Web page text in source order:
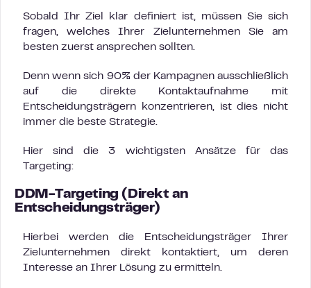
Sobald Ihr Ziel klar definiert ist, müssen Sie sich
fragen, welches Ihrer Zielunternehmen Sie am
besten zuerst ansprechen sollten.
Denn wenn sich 90% der Kampagnen ausschließlich
auf die direkte Kontaktaufnahme mit
Entscheidungsträgern konzentrieren, ist dies nicht
immer die beste Strategie.
Hier sind die 3 wichtigsten Ansätze für das
Targeting:
DDM-Targeting (Direkt an
Entscheidungsträger)
Hierbei werden die Entscheidungsträger Ihrer
Zielunternehmen direkt kontaktiert, um deren
Interesse an Ihrer Lösung zu ermitteln.